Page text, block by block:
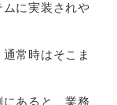
に実装されや
常時はそこま
あると、業務